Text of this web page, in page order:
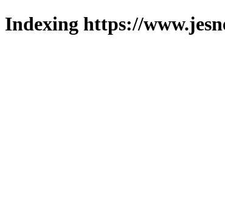
Indexing https://